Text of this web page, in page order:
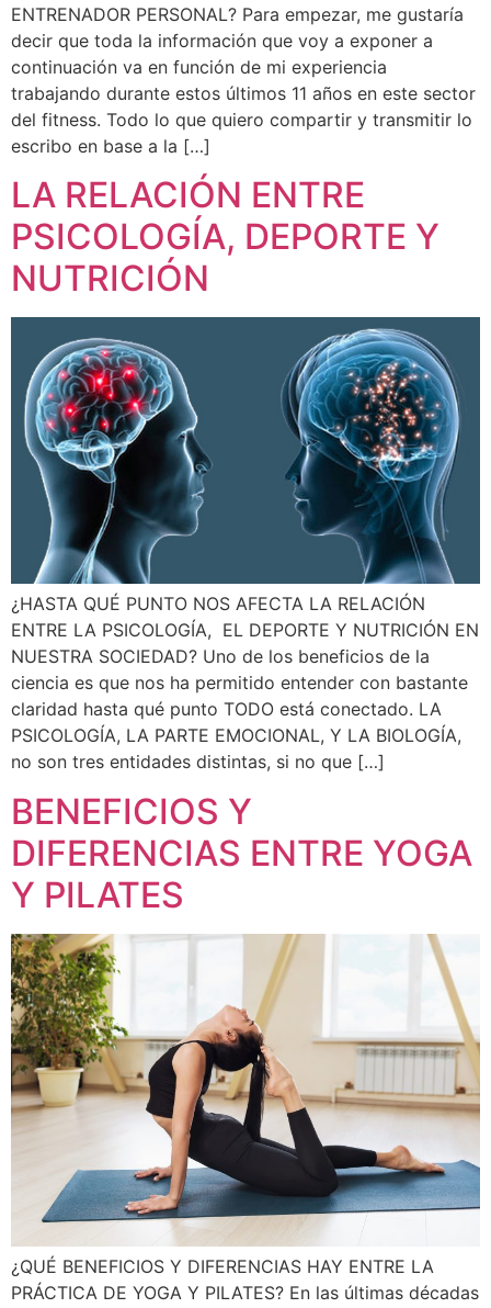
ENTRENADOR PERSONAL? Para empezar, me gustaría
decir que toda la información que voy a exponer a
continuación va en función de mi experiencia
trabajando durante estos últimos 11 años en este sector
del fitness. Todo lo que quiero compartir y transmitir lo
escribo en base a la […]
LA RELACIÓN ENTRE
PSICOLOGÍA, DEPORTE Y
NUTRICIÓN
¿HASTA QUÉ PUNTO NOS AFECTA LA RELACIÓN
ENTRE LA PSICOLOGÍA, EL DEPORTE Y NUTRICIÓN EN
NUESTRA SOCIEDAD? Uno de los beneficios de la
ciencia es que nos ha permitido entender con bastante
claridad hasta qué punto TODO está conectado. LA
PSICOLOGÍA, LA PARTE EMOCIONAL, Y LA BIOLOGÍA,
no son tres entidades distintas, si no que […]
BENEFICIOS Y
DIFERENCIAS ENTRE YOGA
Y PILATES
¿QUÉ BENEFICIOS Y DIFERENCIAS HAY ENTRE LA
PRÁCTICA DE YOGA Y PILATES? En las últimas décadas